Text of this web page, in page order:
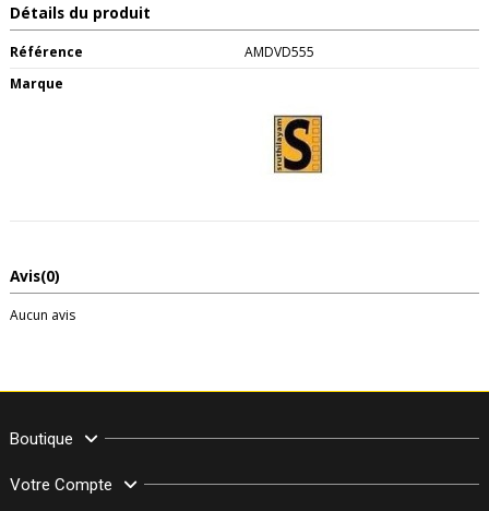
Détails du produit
Référence
AMDVD555
Marque
Avis(0)
Aucun avis
Boutique
Votre Compte